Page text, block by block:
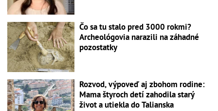
Čo sa tu stalo pred 3000 rokmi?
Archeológovia narazili na záhadné
pozostatky
Rozvod, výpoveď aj zbohom rodine:
Mama štyroch detí zahodila starý
život a utiekla do Talianska